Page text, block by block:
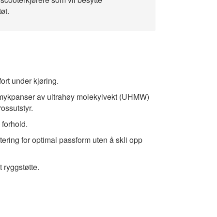
under kjøring.
av ultrahøy molekylvekt (UHMW)
for optimal passform uten å skli opp
ryggstøtte.